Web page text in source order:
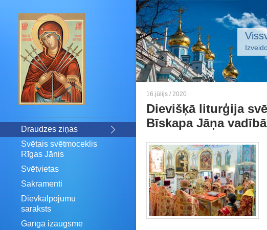
Draudzes ziņas
Svētais svētmoceklis
Rīgas Jānis
Svētvietas
Sakramenti
Dievkalpojumu
saraksts
Garīgā izaugsme
16.jūlijs / 2020
Dievišķā liturģija
Bīskapa Jāņa vadībā